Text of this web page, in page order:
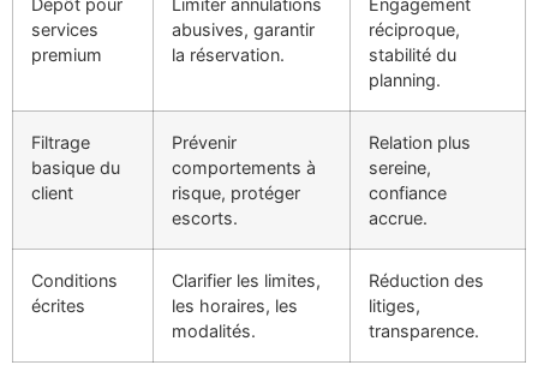
Dépôt pour
services
premium
Limiter annulations
abusives, garantir
la réservation.
Engagement
réciproque,
stabilité du
planning.
Filtrage
basique du
client
Prévenir
comportements à
risque, protéger
escorts.
Relation plus
sereine,
confiance
accrue.
Conditions
écrites
Clarifier les limites,
les horaires, les
modalités.
Réduction des
litiges,
transparence.